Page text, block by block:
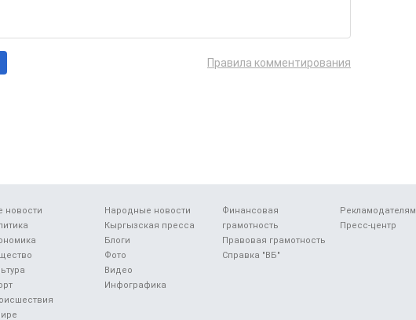
Правила комментирования
новости
Народные новости
Кыргызская пресса
Блоги
Фото
Видео
Инфографика
Финансовая
грамотность
Правовая грамотность
Справка "ВБ"
Рекламодателям
Пресс-центр